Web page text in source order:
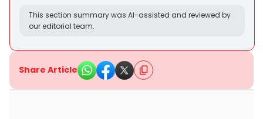
This section summary was AI-assisted and reviewed by
our editorial team.
Share Article